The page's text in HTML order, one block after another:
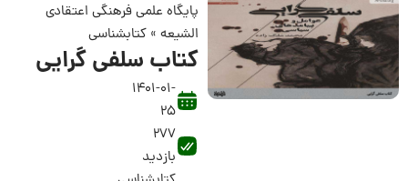
پایگاه علمی فرهنگی اعتقادی
الشیعه» کتابشناسی
کتاب سلفی گرایی
1401-01-
25
277
بازدید